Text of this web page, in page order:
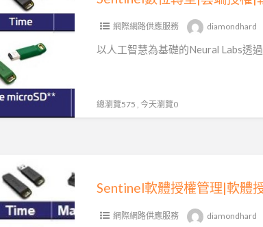
網際網路供應服務 diamondhard
以人工智慧為基礎的Neural Labs透
總瀏覽575 , 今天瀏覽0
Sentinel軟體授權管理|軟體
網際網路供應服務 diamondhard